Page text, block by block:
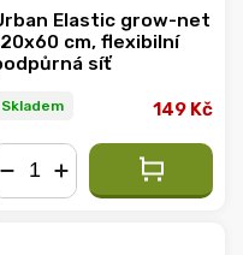
Elastic grow-net
cm, flexibilní
síť
Skladem 149 Kč